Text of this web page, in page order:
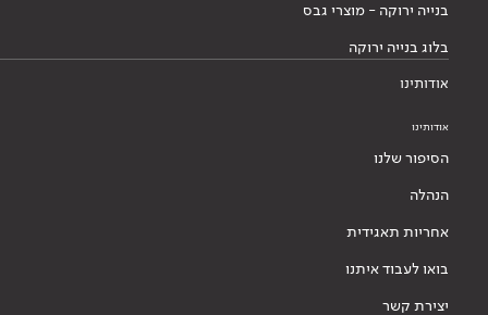
בנייה ירוקה - מוצרי גבס
בלוג בנייה ירוקה
אודותינו
אודותינו
הסיפור שלנו
הנהלה
אחריות תאגידית
בואו לעבוד איתנו
יצירת קשר